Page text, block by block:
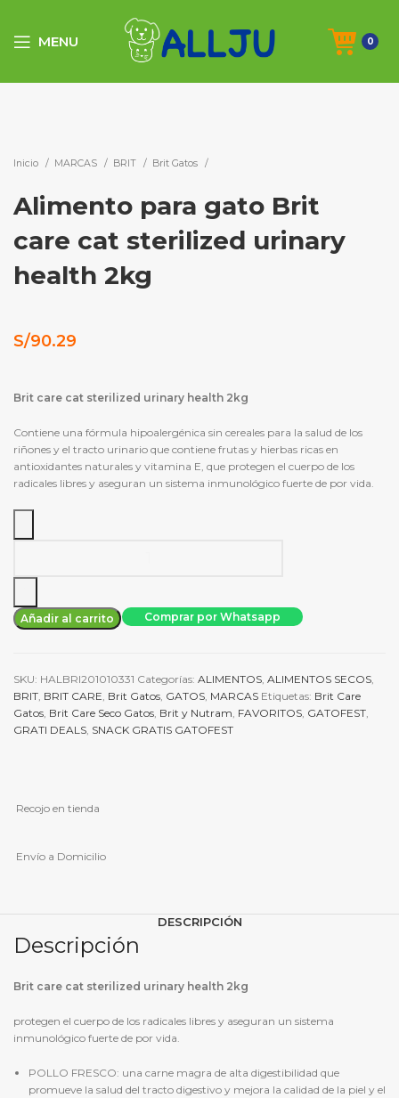
MENU 0
Inicio MARCAS BRIT Brit Gatos
Alimento para gato Brit
care cat sterilized urinary
health 2kg
S/90.29
Brit care cat sterilized urinary health 2kg
Contiene una fórmula hipoalergénica sin cereales para la salud de los
riñones y el tracto urinario que contiene frutas y hierbas ricas en
antioxidantes naturales y vitamina E, que protegen el cuerpo de los
radicales libres y aseguran un sistema inmunológico fuerte de por vida.
Brit
care
urinary
health
2kg
Añadir al carrito Comprar por Whatsapp
SKU: HALBRI201010331 Categorías: ALIMENTOS, ALIMENTOS SECOS,
BRIT, BRIT CARE, Brit Gatos, GATOS, MARCAS Etiquetas: Brit Care
Gatos, Brit Care Seco Gatos, Brit y Nutram, FAVORITOS, GATOFEST,
GRATI DEALS, SNACK GRATIS GATOFEST
Recojo en tienda
Envío a Domicilio
DESCRIPCIÓN
Descripción
Brit care cat sterilized urinary health 2kg
protegen el cuerpo de los radicales libres y aseguran un sistema
inmunológico fuerte de por vida.
POLLO FRESCO: una carne magra de alta digestibilidad que
promueve la salud del tracto digestivo y mejora la calidad de la piel y el